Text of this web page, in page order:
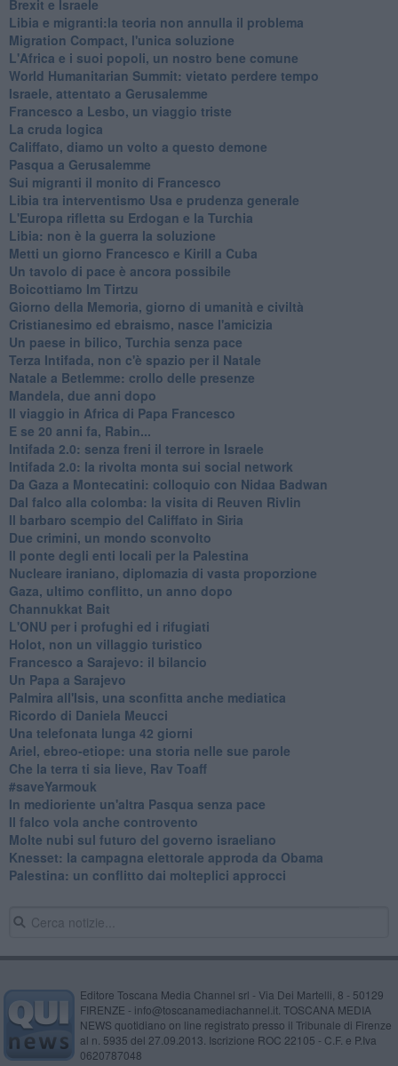
Brexit e Israele
Libia e migranti:la teoria non annulla il problema
Migration Compact, l'unica soluzione
L'Africa e i suoi popoli, un nostro bene comune
World Humanitarian Summit: vietato perdere tempo
Israele, attentato a Gerusalemme
Francesco a Lesbo, un viaggio triste
La cruda logica
Califfato, diamo un volto a questo demone
Pasqua a Gerusalemme
Sui migranti il monito di Francesco
Libia tra interventismo Usa e prudenza generale
L'Europa rifletta su Erdogan e la Turchia
Libia: non è la guerra la soluzione
Metti un giorno Francesco e Kirill a Cuba
Un tavolo di pace è ancora possibile
Boicottiamo Im Tirtzu
Giorno della Memoria, giorno di umanità e civiltà
Cristianesimo ed ebraismo, nasce l'amicizia
Un paese in bilico, Turchia senza pace
Terza Intifada, non c'è spazio per il Natale
Natale a Betlemme: crollo delle presenze
Mandela, due anni dopo
Il viaggio in Africa di Papa Francesco
E se 20 anni fa, Rabin...
Intifada 2.0: senza freni il terrore in Israele
Intifada 2.0: la rivolta monta sui social network
Da Gaza a Montecatini: colloquio con Nidaa Badwan
Dal falco alla colomba: la visita di Reuven Rivlin
Il barbaro scempio del Califfato in Siria
Due crimini, un mondo sconvolto
Il ponte degli enti locali per la Palestina
Nucleare iraniano, diplomazia di vasta proporzione
Gaza, ultimo conflitto, un anno dopo
Channukkat Bait
L'ONU per i profughi ed i rifugiati
Holot, non un villaggio turistico
Francesco a Sarajevo: il bilancio
Un Papa a Sarajevo
Palmira all'Isis, una sconfitta anche mediatica
Ricordo di Daniela Meucci
​Una telefonata lunga 42 giorni
​Ariel, ebreo-etiope: una storia nelle sue parole
Che la terra ti sia lieve, Rav Toaff
​#saveYarmouk
​In medioriente un'altra Pasqua senza pace
​Il falco vola anche controvento
Molte nubi sul futuro del governo israeliano
Knesset: la campagna elettorale approda da Obama
Palestina: un conflitto dai molteplici approcci
Editore Toscana Media Channel srl - Via Dei Martelli, 8 - 50129
FIRENZE - info@toscanamediachannel.it. TOSCANA MEDIA
NEWS quotidiano on line registrato presso il Tribunale di Firenze
al n. 5935 del 27.09.2013. Iscrizione ROC 22105 - C.F. e P.Iva
0620787048